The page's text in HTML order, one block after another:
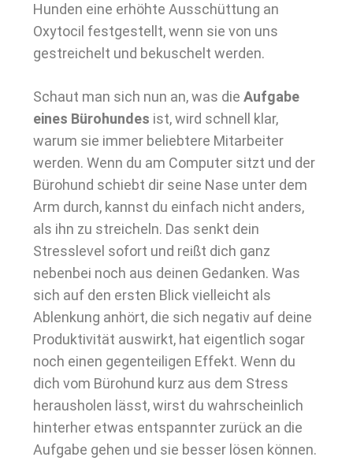
Hunden eine erhöhte Ausschüttung an
Oxytocil festgestellt, wenn sie von uns
gestreichelt und bekuschelt werden.
Schaut man sich nun an, was die Aufgabe
eines Bürohundes ist, wird schnell klar,
warum sie immer beliebtere Mitarbeiter
werden. Wenn du am Computer sitzt und der
Bürohund schiebt dir seine Nase unter dem
Arm durch, kannst du einfach nicht anders,
als ihn zu streicheln. Das senkt dein
Stresslevel sofort und reißt dich ganz
nebenbei noch aus deinen Gedanken. Was
sich auf den ersten Blick vielleicht als
Ablenkung anhört, die sich negativ auf deine
Produktivität auswirkt, hat eigentlich sogar
noch einen gegenteiligen Effekt. Wenn du
dich vom Bürohund kurz aus dem Stress
herausholen lässt, wirst du wahrscheinlich
hinterher etwas entspannter zurück an die
Aufgabe gehen und sie besser lösen können.